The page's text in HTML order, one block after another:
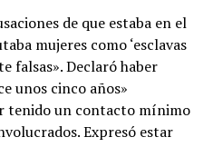
de que estaba en el
mujeres como ‘esclavas
falsas». Declaró haber
unos cinco años»
tenido un contacto mínimo
Expresó estar